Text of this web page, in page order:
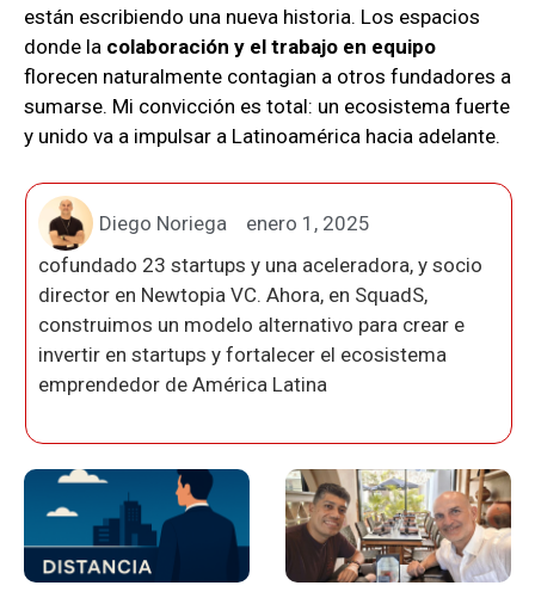
están escribiendo una nueva historia. Los espacios
donde la colaboración y el trabajo en equipo
florecen naturalmente contagian a otros fundadores a
sumarse. Mi convicción es total: un ecosistema fuerte
y unido va a impulsar a Latinoamérica hacia adelante.
Diego Noriega
enero 1, 2025
cofundado 23 startups y una aceleradora, y socio
director en Newtopia VC. Ahora, en SquadS,
construimos un modelo alternativo para crear e
invertir en startups y fortalecer el ecosistema
emprendedor de América Latina